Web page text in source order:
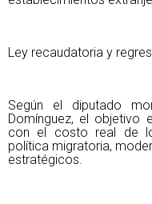
Ley recaudatoria y
Según el diputado
Domínguez, el objetivo
con el costo real de
política migratoria,
estratégicos.